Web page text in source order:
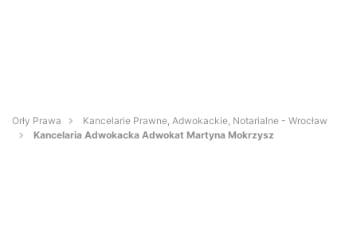
Orły Prawa
Kancelarie Prawne, Adwokackie, Notarialne - Wrocław
Kancelaria Adwokacka Adwokat Martyna Mokrzysz